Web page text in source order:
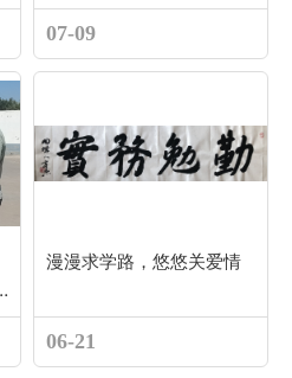
07-09
漫漫求学路，悠悠关爱情
06-21